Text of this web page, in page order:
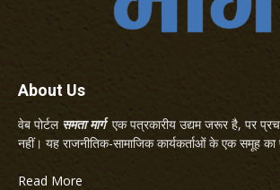
About Us
वेब पोर्टल समता मार्गएक पत्रकारीय उद्यम जरूर है, पर
नहीं। यह राजनीतिक-सामाजिक कार्यकर्ताओं के एक समूह का
Read More